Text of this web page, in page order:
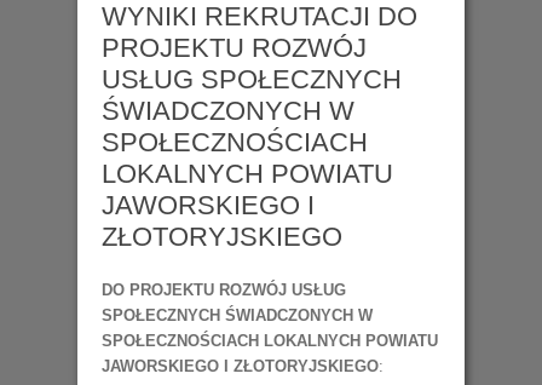
WYNIKI REKRUTACJI DO
PROJEKTU ROZWÓJ
USŁUG SPOŁECZNYCH
ŚWIADCZONYCH W
SPOŁECZNOŚCIACH
LOKALNYCH POWIATU
JAWORSKIEGO I
ZŁOTORYJSKIEGO
DO PROJEKTU ROZWÓJ USŁUG
SPOŁECZNYCH ŚWIADCZONYCH W
SPOŁECZNOŚCIACH LOKALNYCH POWIATU
JAWORSKIEGO I ZŁOTORYJSKIEGO: